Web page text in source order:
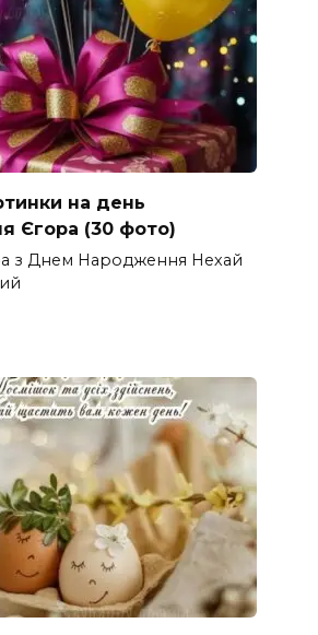
на день
Єгора (30 фото)
з Днем Народження Нехай